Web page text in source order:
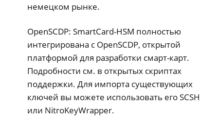
немецком рынке.
OpenSCDP: SmartCard-HSM полностью
интегрирована с OpenSCDP, открытой
платформой для разработки смарт-карт.
Подробности см. в открытых скриптах
поддержки. Для импорта существующих
ключей вы можете использовать его SCSH
или NitroKeyWrapper.